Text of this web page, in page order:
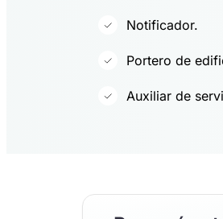
Notificador.
Portero de
Auxiliar de